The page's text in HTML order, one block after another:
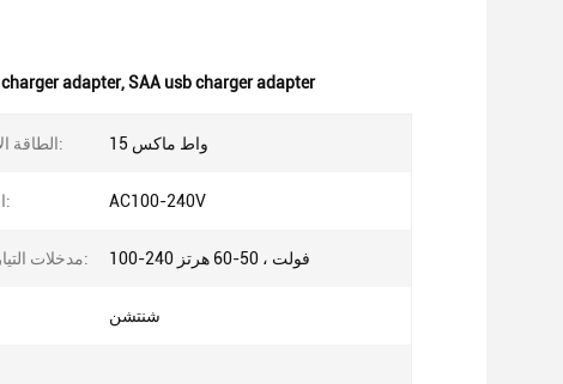
adapter,SAA usb charger adapter
الطاقة الاحتياطية: 15 واط ماكس
المدخلات: AC100-240V
مدخلات التيار المتردد: 100-240 فولت ، 50-60 هرتز
شنتشن